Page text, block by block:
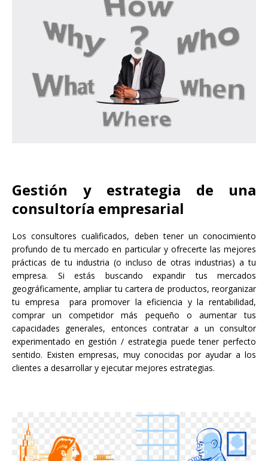
Gestión y estrategia de una
consultoría empresarial
Los consultores cualificados, deben tener un conocimiento
profundo de tu mercado en particular y ofrecerte las mejores
prácticas de tu industria (o incluso de otras industrias) a tu
empresa. Si estás buscando expandir tus mercados
geográficamente, ampliar tu cartera de productos, reorganizar
tu empresa para promover la eficiencia y la rentabilidad,
comprar un competidor más pequeño o aumentar tus
capacidades generales, entonces contratar a un consultor
experimentado en gestión / estrategia puede tener perfecto
sentido. Existen empresas, muy conocidas por ayudar a los
clientes a desarrollar y ejecutar mejores estrategias.